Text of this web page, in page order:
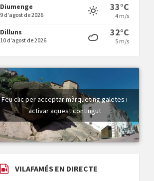
Vermuts a la Font. Hit parit
Diumenge
9 d'agost de 2026
33°C
4 m/s
Dilluns
10 d'agost de 2026
32°C
5 m/s
Feu clic per acceptar màrqueting galetes i
activar aquest contingut
VILAFAMÉS EN DIRECTE